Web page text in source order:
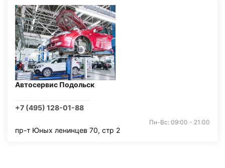
Автосервис Подольск
+7 (495) 128-01-88
Пн-Вс: 09:00 - 21:00
пр-т Юных ленинцев 70, стр 2